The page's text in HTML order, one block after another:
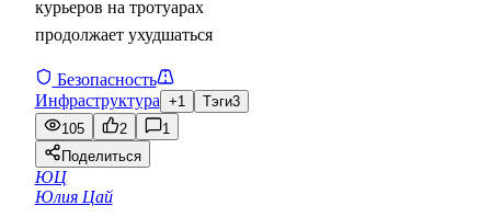
курьеров на тротуарах
продолжает ухудшаться
Безопасность
Инфраструктура +1 Тэги3
105
2
1
Поделиться
ЮЦ
Юлия Цай